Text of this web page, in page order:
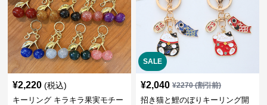
¥2,220 (税込)
キーリング キラキラ果実モチー
SALE
¥2,040 ¥2270(割引前)
招き猫と鯉のぼりキーリング開